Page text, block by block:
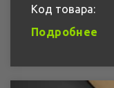
Код товара:
Подробнее